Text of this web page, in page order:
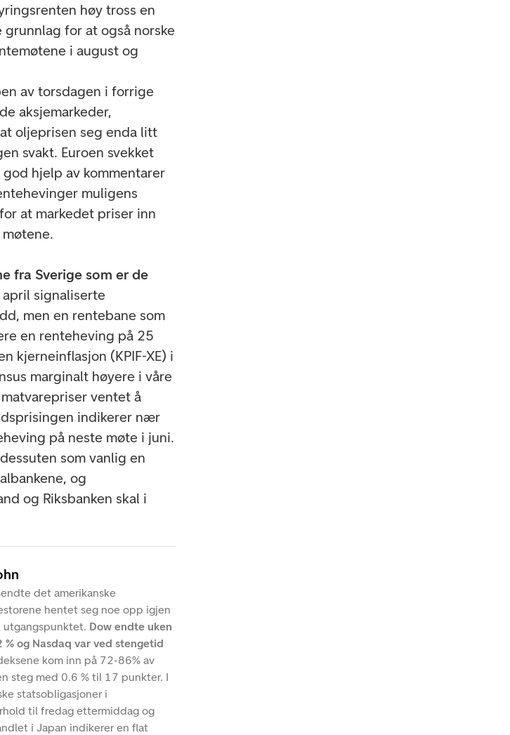
høy tross en
for at også norske
i august og
av torsdagen i forrige
aksjemarkeder,
oljeprisen seg enda litt
svakt. Euroen svekket
hjelp av kommentarer
muligens
at markedet priser inn
fra Sverige som er de
signaliserte
men en rentebane som
en renteheving på 25
kjerneinflasjon (KPIF-XE) i
marginalt høyere i våre
ventet å
indikerer nær
på neste møte i juni.
som vanlig en
og
og Riksbanken skal i
det amerikanske
hentet seg noe opp igjen
Dow endte uken
og Nasdaq var ved stengetid
kom inn på 72-86% av
steg med 0.6 % til 17 punkter. I
statsobligasjoner i
til fredag ettermiddag og
i Japan indikerer en flat